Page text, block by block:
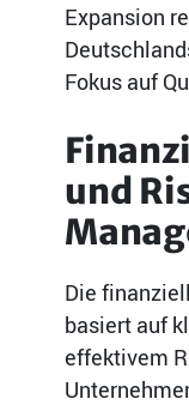
Expansion
Fokus auf
und
Die
basiert auf
effektivem